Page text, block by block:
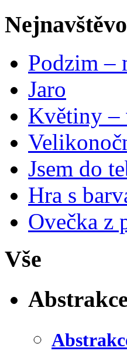
Podzim –
Jaro
Květiny –
Jsem do
Hra s
Ovečka z
Vše